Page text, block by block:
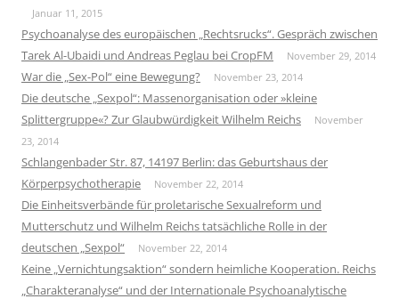
Januar 11, 2015
Psychoanalyse des europäischen „Rechtsrucks“. Gespräch zwischen
Tarek Al-Ubaidi und Andreas Peglau bei CropFM
November 29, 2014
War die „Sex-Pol“ eine Bewegung? November 23, 2014
Die deutsche „Sexpol“: Massenorganisation oder »kleine
Splittergruppe«? Zur Glaubwürdigkeit Wilhelm Reichs
November
23, 2014
Schlangenbader Str. 87, 14197 Berlin: das Geburtshaus der
Körperpsychotherapie
November 22, 2014
Die Einheitsverbände für proletarische Sexualreform und
Mutterschutz und Wilhelm Reichs tatsächliche Rolle in der
deutschen „Sexpol“
November 22, 2014
Keine „Vernichtungsaktion“ sondern heimliche Kooperation. Reichs
„Charakteranalyse“ und der Internationale Psychoanalytische